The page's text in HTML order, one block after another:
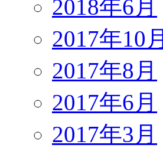
2018年6月
2017年10月
2017年8月
2017年6月
2017年3月